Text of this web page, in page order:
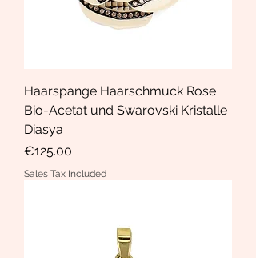
Haarspange Haarschmuck Rose
Bio-Acetat und Swarovski Kristalle
Diasya
Price
€125.00
Sales Tax Included